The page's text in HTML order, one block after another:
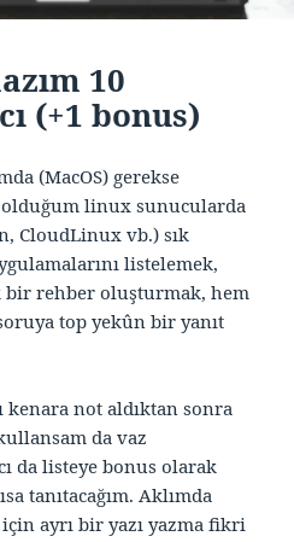
10
(+1 bonus)
(MacOS) gerekse
linux sunucularda
CloudLinux vb.) sık
listelemek,
rehber oluşturmak, hem
top yekûn bir yanıt
kenara not aldıktan sonra
da vaz
da listeye bonus olarak
tanıtacağım. Aklımda
ayrı bir yazı yazma fikri